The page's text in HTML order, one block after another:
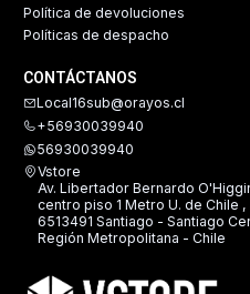
Política de devoluciones
Políticas de despacho
CONTÁCTANOS
Local16sub@orayos.cl
+56930039940
56930039940
Vstore
Av. Libertador Bernardo
centro piso 1 Metro U. de Chile ,
6513491 Santiago - Santiago
Región Metropolitana - Chile